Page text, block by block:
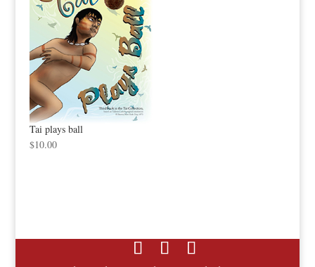
Tai plays ball
$10.00